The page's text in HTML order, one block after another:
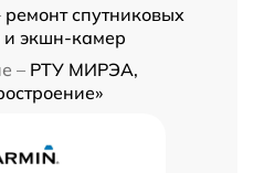
ремонт спутниковых
и экшн-камер
– РТУ МИРЭА,